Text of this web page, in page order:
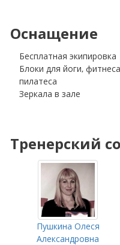
Оснащение
Бесплатная экипировка
Блоки для йоги,
пилатеса
Зеркала в зале
Тренерский
Пушкина Олеся
Александровна